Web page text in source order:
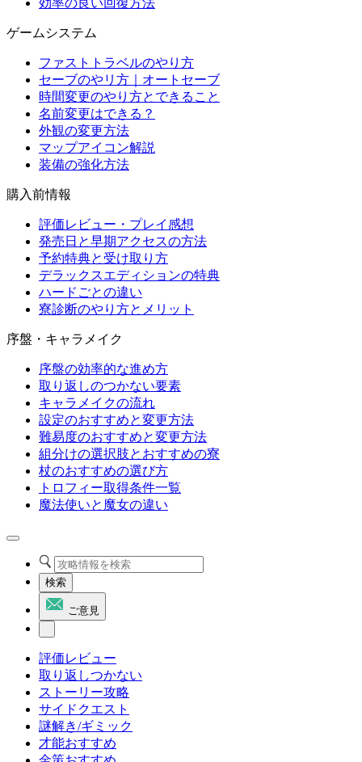
効率の良い回復方法
ゲームシステム
ファストトラベルのやり方
セーブのやリ方｜オートセーブ
時間変更のやり方とできること
名前変更はできる？
外観の変更方法
マップアイコン解説
装備の強化方法
購入前情報
評価レビュー・プレイ感想
発売日と早期アクセスの方法
予約特典と受け取り方
デラックスエディションの特典
ハードごとの違い
寮診断のやり方とメリット
序盤・キャラメイク
序盤の効率的な進め方
取り返しのつかない要素
キャラメイクの流れ
設定のおすすめと変更方法
難易度のおすすめと変更方法
組分けの選択肢とおすすめの寮
杖のおすすめの選び方
トロフィー取得条件一覧
魔法使いと魔女の違い
検索
ご意見
評価レビュー
取り返しつかない
ストーリー攻略
サイドクエスト
謎解き/ギミック
才能おすすめ